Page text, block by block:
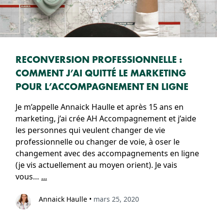
RECONVERSION PROFESSIONNELLE :
COMMENT J’AI QUITTÉ LE MARKETING
POUR L’ACCOMPAGNEMENT EN LIGNE
Je m’appelle Annaick Haulle et après 15 ans en
marketing, j’ai crée AH Accompagnement et j’aide
les personnes qui veulent changer de vie
professionnelle ou changer de voie, à oser le
changement avec des accompagnements en ligne
(je vis actuellement au moyen orient). Je vais
vous… ...
Annaick Haulle • mars 25, 2020